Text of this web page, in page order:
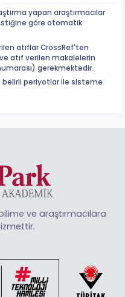
yapan araştırmacılar
göre otomatik
atıflar CrossRef'ten
atıf verilen makalelerin
gerekmektedir.
belirli periyotlar ile sisteme
ve araştırmacılara